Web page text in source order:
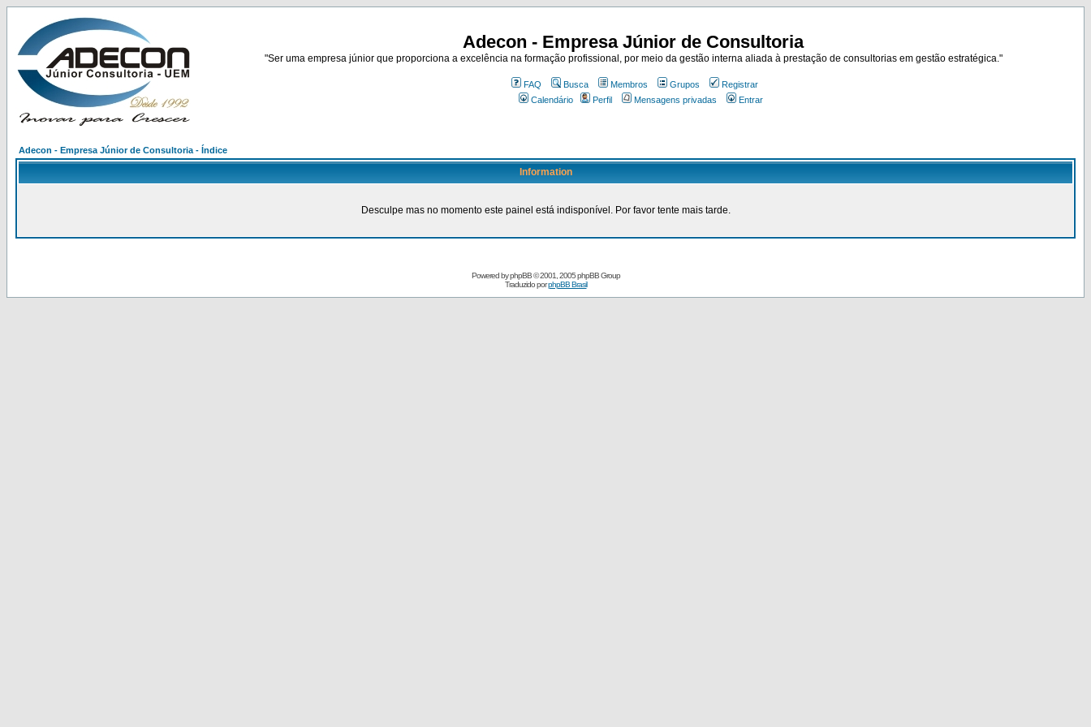
Adecon - Empresa Júnior de Consultoria
"Ser uma empresa júnior que proporciona a excelência na formação profissional, por meio da gestão interna aliada à prestação de consultorias em gestão estratégica."
FAQ Busca Membros Grupos
Registrar
Calendário
Perfil Mensagens privadas Entrar
Adecon - Empresa Júnior de Consultoria - Índice
Information
Desculpe mas no momento este painel está indisponível. Por favor tente mais tarde.
Powered byphpBB© 2001, 2005 phpBB Group
Traduzido porphpBB Brasil